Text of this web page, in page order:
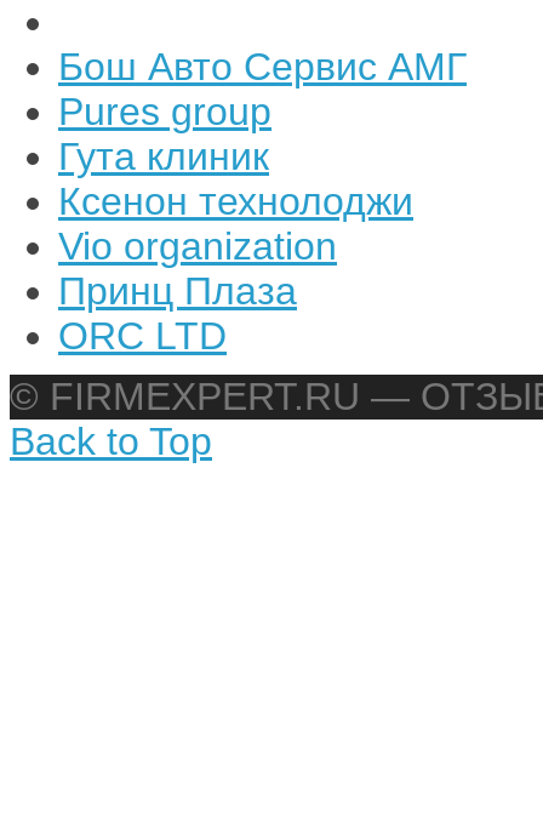
Бош Авто Сервис АМГ
Pures group
Гута клиник
Ксенон технолоджи
Vio organization
Принц Плаза
ORC LTD
© FIRMEXPERT.RU —
Back to Top